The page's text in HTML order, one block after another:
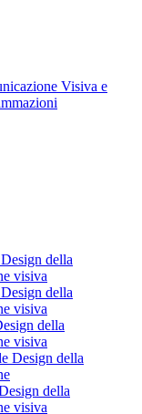
Visiva e
della
visiva
della
visiva
della
visiva
Design della
della
visiva